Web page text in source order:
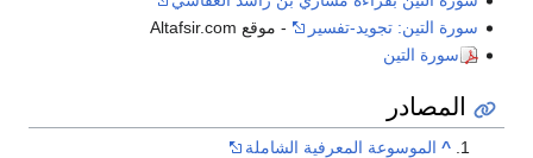
سورة التين: تجويد-تفسير
- موقع Altafsir.com
سورة التين
المصادر
^ الموسوعة المعرفية الشاملة